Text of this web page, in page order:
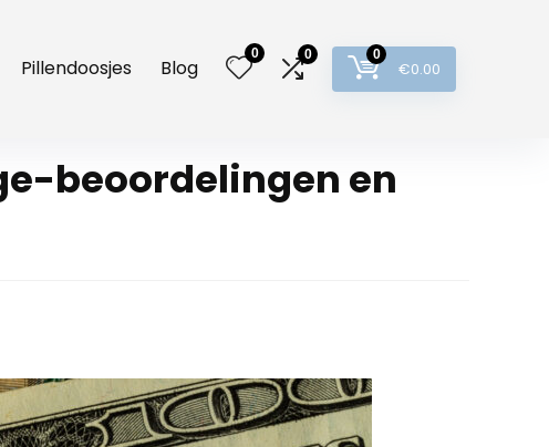
Pillendoosjes Blog
0 0 0
€0.00
beoordelingen en